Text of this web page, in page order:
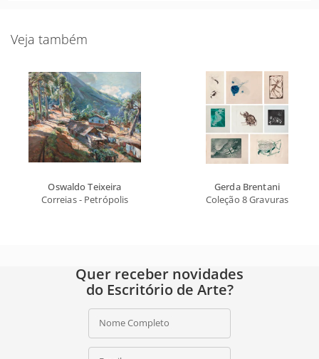
Veja também
Oswaldo Teixeira
Correias - Petrópolis
Gerda Brentani
Coleção 8 Gravuras
Quer receber novidades
do Escritório de Arte?
Nome Completo